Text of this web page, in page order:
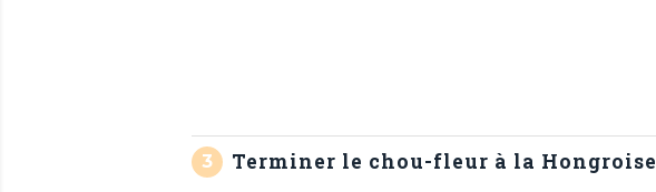
Terminer le chou-fleur à la Hongroise